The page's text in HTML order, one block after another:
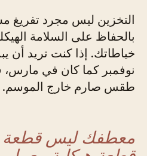
التخزين ليس مجرد تفريغ
بالحفاظ على السلامة
خياطاتك. إذا كنت تريد أن
نوفمبر كما كان في مارس،
طقس صارم خارج الموسم.
معطفك ليس قطعة